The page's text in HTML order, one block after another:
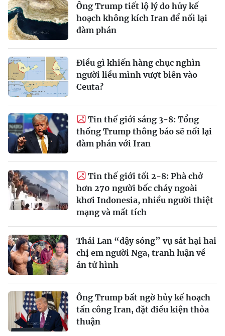
Ông Trump tiết lộ lý do hủy kế
hoạch không kích Iran để nối lại
đàm phán
Điều gì khiến hàng chục nghìn
người liều mình vượt biên vào
Ceuta?
Tin thế giới sáng 3-8: Tổng
thống Trump thông báo sẽ nối lại
đàm phán với Iran
Tin thế giới tối 2-8: Phà chở
hơn 270 người bốc cháy ngoài
khơi Indonesia, nhiều người thiệt
mạng và mất tích
Thái Lan “dậy sóng” vụ sát hại hai
chị em người Nga, tranh luận về
án tử hình
Ông Trump bất ngờ hủy kế hoạch
tấn công Iran, đặt điều kiện thỏa
thuận